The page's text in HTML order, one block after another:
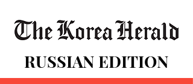
RUSSIAN EDITION